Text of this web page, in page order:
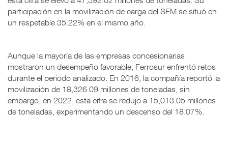
participación en la movilización de carga del SFM se situó en
un respetable 35.22% en el mismo año.
Aunque la mayoría de las empresas concesionarias
mostraron un desempeño favorable, Ferrosur enfrentó retos
durante el periodo analizado. En 2016, la compañía reportó la
movilización de 18,326.09 millones de toneladas, sin
embargo, en 2022, esta cifra se redujo a 15,013.05 millones
de toneladas, experimentando un descenso del 18.07%.